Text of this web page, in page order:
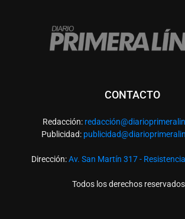
CONTACTO
Redacción: redacció
Publicidad:
Dirección:Av. San Martín 317 -
Todos los derechos